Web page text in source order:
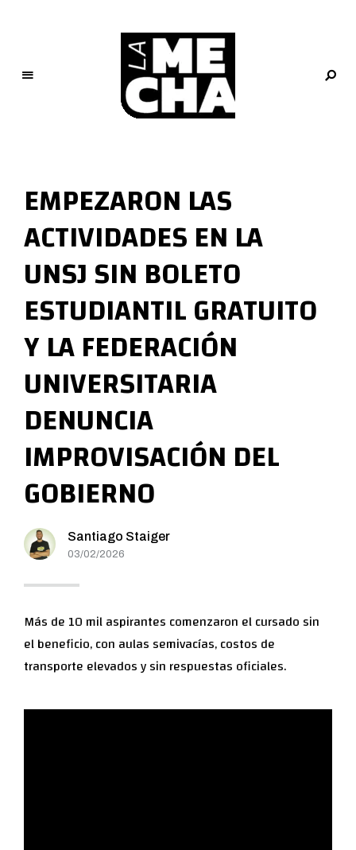
M
e
c
h
a
PERIODISMO DIGITAL
EMPEZARON LAS
ACTIVIDADES EN LA
UNSJ SIN BOLETO
ESTUDIANTIL GRATUITO
Y LA FEDERACIÓN
UNIVERSITARIA
DENUNCIA
IMPROVISACIÓN DEL
GOBIERNO
Santiago Staiger
03/02/2026
Más de 10 mil aspirantes comenzaron el cursado sin
el beneficio, con aulas semivacías, costos de
transporte elevados y sin respuestas oficiales.